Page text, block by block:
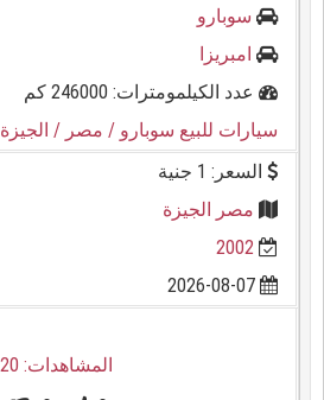
سوبارو
امبريزا
عدد الكيلمومترات: 246000 كم
سيارات للبيع سوبارو / مصر / الجيزة
السعر: 1 جنية
مصر الجيزة
2002
المشاهدات: 20